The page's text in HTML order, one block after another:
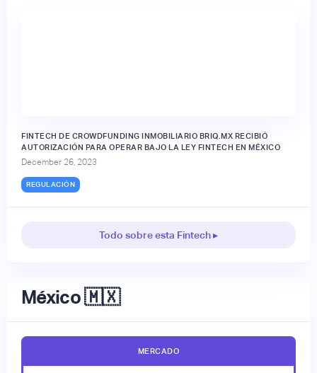
FINTECH DE CROWDFUNDING INMOBILIARIO BRIQ.MX RECIBIÓ
AUTORIZACIÓN PARA OPERAR BAJO LA LEY FINTECH EN MÉXICO
December 26, 2023
REGULACIÓN
Todo sobre esta Fintech ▸
México 🇲🇽
MERCADO